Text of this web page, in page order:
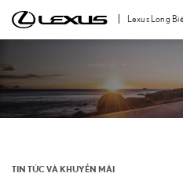
qua
dung
Lexus Long
TIN TỨC VÀ KHUYẾN MÃI